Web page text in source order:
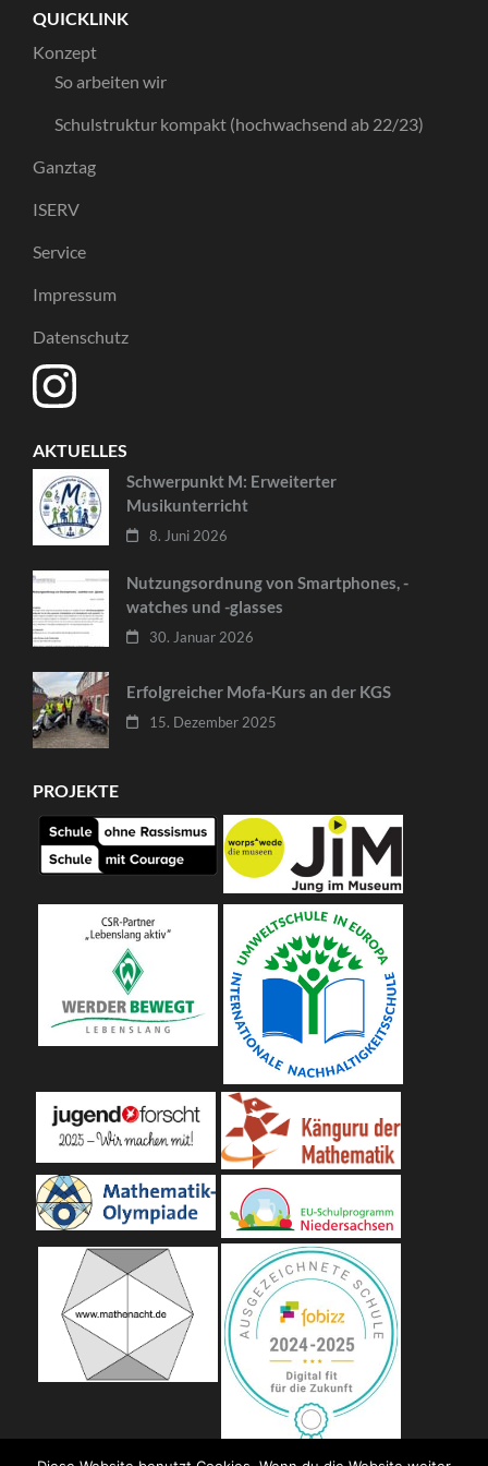
QUICKLINK
Konzept
So arbeiten wir
Schulstruktur kompakt (hochwachsend ab 22/23)
Ganztag
ISERV
Service
Impressum
Datenschutz
AKTUELLES
Schwerpunkt M: Erweiterter
Musikunterricht
8. Juni 2026
Nutzungsordnung von Smartphones, -
watches und -glasses
30. Januar 2026
Erfolgreicher Mofa-Kurs an der KGS
15. Dezember 2025
PROJEKTE